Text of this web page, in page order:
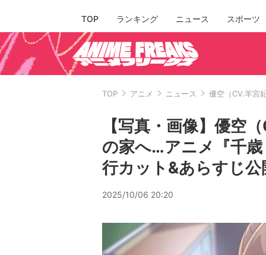
TOP ランキング ニュース スポーツ
TOP アニメ ニュース 優空（CV.羊宮
【写真・画像】優空
の家へ…アニメ『千
行カット&あらすじ公
2025/10/06 20:20